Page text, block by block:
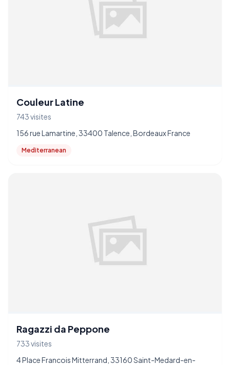
Couleur Latine
743 visites
156 rue Lamartine, 33400 Talence, Bordeaux France
Mediterranean
Ragazzi da Peppone
733 visites
4 Place Francois Mitterrand, 33160 Saint-Medard-en-